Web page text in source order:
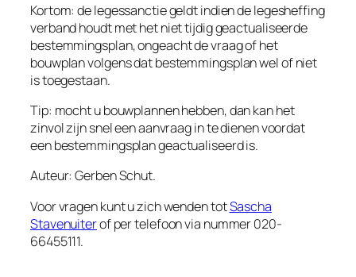
Kortom: de legessanctie geldt indien de legesheffing
verband houdt met het niet tijdig geactualiseerde
bestemmingsplan, ongeacht de vraag of het
bouwplan volgens dat bestemmingsplan wel of niet
is toegestaan.
Tip: mocht u bouwplannen hebben, dan kan het
zinvol zijn snel een aanvraag in te dienen voordat
een bestemmingsplan geactualiseerd is.
Auteur: Gerben Schut.
Voor vragen kunt u zich wenden totSascha
Stavenuiterof per telefoon via nummer 020-
66455111.